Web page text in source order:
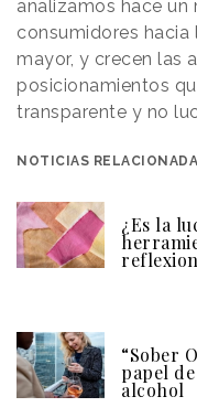
analizamos hace un
consumidores
mayor, y crecen las
posicionamientos
transparente y no
NOTICIAS
¿Es la
“Sober
papel
alcohol